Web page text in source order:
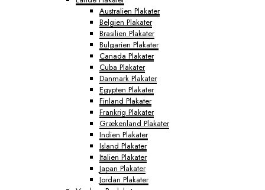
Australien Plakater
Belgien Plakater
Brasilien Plakater
Bulgarien Plakater
Canada Plakater
Cuba Plakater
Danmark Plakater
Egypten Plakater
Finland Plakater
Frankrig Plakater
Grækenland Plakater
Indien Plakater
Island Plakater
Italien Plakater
Japan Plakater
Jordan Plakater